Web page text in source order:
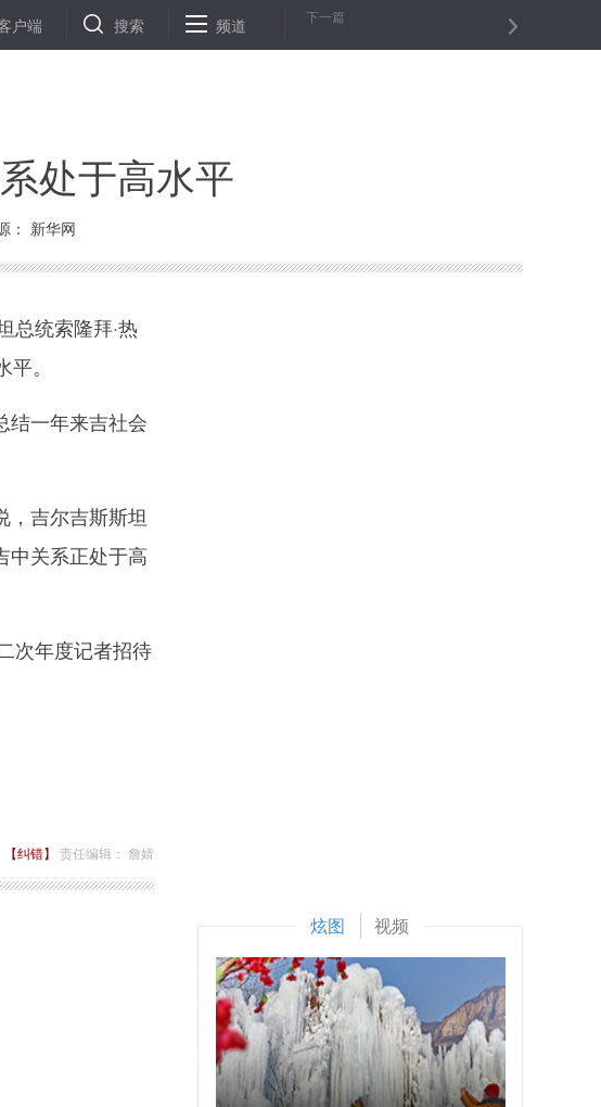
听取有关议案和草案审议情况的汇报 栗战书主持 李克强同日本首相安倍晋三举行会
户端 搜索 频道 下一篇
处于高水平
： 新华网
统索隆拜·热
。
一年来吉社会
吉尔吉斯斯坦
中关系正处于高
次年度记者招待
【纠错】 责任编辑： 詹婧
炫图 视频